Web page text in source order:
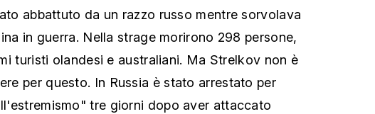
abbattuto da un razzo russo mentre sorvolava
in guerra. Nella strage morirono 298 persone,
turisti olandesi e australiani. Ma Strelkov non è
per questo. In Russia è stato arrestato per
tre giorni dopo aver attaccato